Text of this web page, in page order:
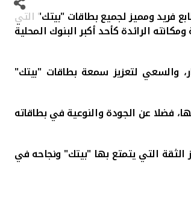
فريد ومميز لجميع بطاقات "بيتك" التي
الرائدة كأحد أكبر البنوك المحلية
والسعي لتعزيز سمعة بطاقات "بيتك"
فضلا عن الجودة والنوعية في بطاقاته
التي يتمتع بها "بيتك" ونجاحه في